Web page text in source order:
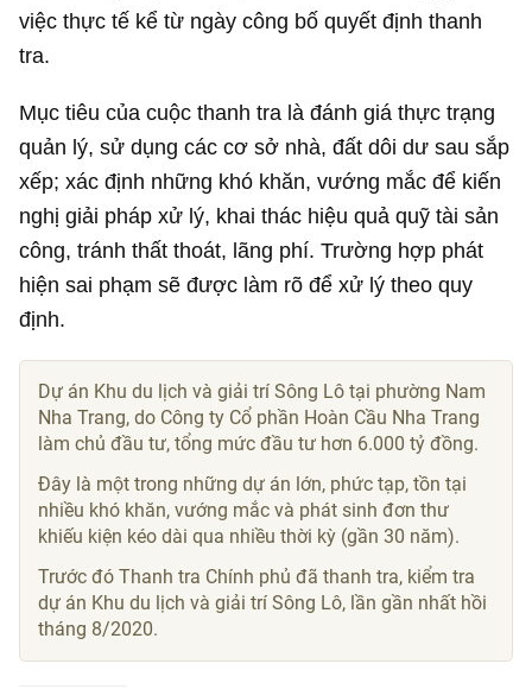
việc thực tế kể từ ngày công bố quyết định thanh
tra.
Mục tiêu của cuộc thanh tra là đánh giá thực trạng
quản lý, sử dụng các cơ sở nhà, đất dôi dư sau sắp
xếp; xác định những khó khăn, vướng mắc để kiến
nghị giải pháp xử lý, khai thác hiệu quả quỹ tài sản
công, tránh thất thoát, lãng phí. Trường hợp phát
hiện sai phạm sẽ được làm rõ để xử lý theo quy
định.
Dự án Khu du lịch và giải trí Sông Lô tại phường Nam
Nha Trang, do Công ty Cổ phần Hoàn Cầu Nha Trang
làm chủ đầu tư, tổng mức đầu tư hơn 6.000 tỷ đồng.
Đây là một trong những dự án lớn, phức tạp, tồn tại
nhiều khó khăn, vướng mắc và phát sinh đơn thư
khiếu kiện kéo dài qua nhiều thời kỳ (gần 30 năm).
Trước đó Thanh tra Chính phủ đã thanh tra, kiểm tra
dự án Khu du lịch và giải trí Sông Lô, lần gần nhất hồi
tháng 8/2020.